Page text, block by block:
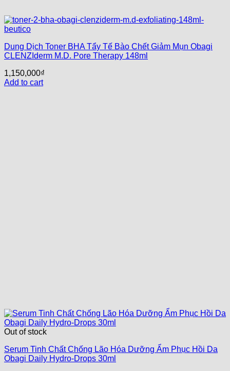
Dung Dịch Toner BHA Tẩy Tế Bào Chết Giảm Mụn Obagi
CLENZIderm M.D. Pore Therapy 148ml
1,150,000₫
Add to cart
Out of stock
Serum Tinh Chất Chống Lão Hóa Dưỡng Ẩm Phục Hồi Da
Obagi Daily Hydro-Drops 30ml